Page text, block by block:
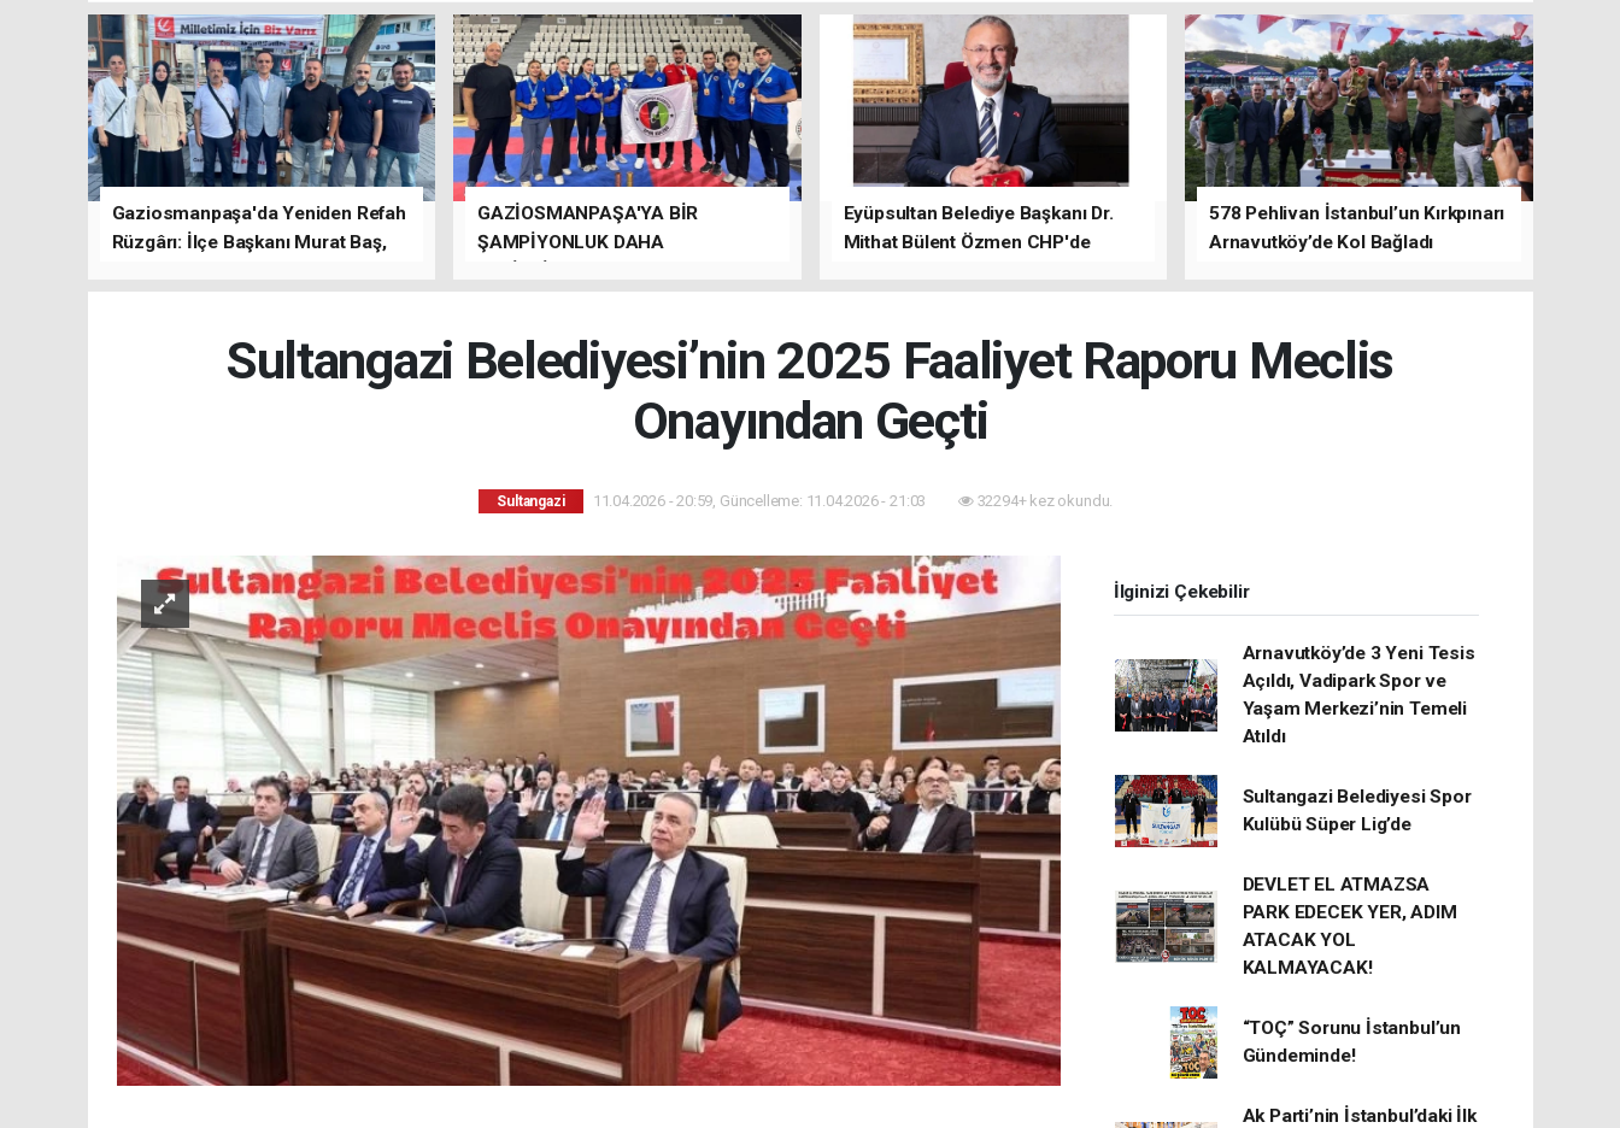
Gaziosmanpaşa'da Yeniden Refah
Rüzgârı: İlçe Başkanı Murat Baş,
GAZİOSMANPAŞA'YA BİR
ŞAMPİYONLUK DAHA
Eyüpsultan Belediye Başkanı Dr.
Mithat Bülent Özmen CHP'de
578 Pehlivan İstanbul’un Kırkpınarı
Arnavutköy’de Kol Bağladı
Sultangazi Belediyesi’nin 2025 Faaliyet Raporu Meclis
Onayından Geçti
Sultangazi 11.04.2026 - 20:59, Güncelleme: 11.04.2026 - 21:03 32294+ kez okundu.
İlginizi Çekebilir
Arnavutköy’de 3 Yeni Tesis
Açıldı, Vadipark Spor ve
Yaşam Merkezi’nin Temeli
Atıldı
Sultangazi Belediyesi Spor
Kulübü Süper Lig’de
DEVLET EL ATMAZSA
PARK EDECEK YER, ADIM
ATACAK YOL
KALMAYACAK!
“TOÇ” Sorunu İstanbul’un
Gündeminde!
Ak Parti’nin İstanbul’daki İlk